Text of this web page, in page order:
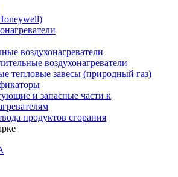
воздухонагреватели
воздухонагреватели
тепловые завесы (природный газ)
и запасные части к
продуктов сгорания